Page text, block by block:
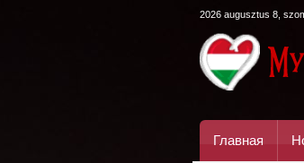
2026 augusztus 8,
Главная